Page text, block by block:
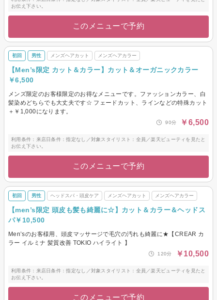
お伝え下さい。
このメニューで予約
初回 男性 メンズヘアカット メンズヘアカラー
【Men’s限定 カット＆カラー】カット＆オーガニックカラー
￥6,500
メンズ限定のお客様限定のお得なメニューです。ファッションカラー、白
髪染めどちらでも大丈夫です☆ フェードカット、ラインなどの特殊カット
＋￥1,000になります。
90分 ￥6,500
利用条件：来店日条件：指定なし／対象スタイリスト：全員／楽天ビューティを見たと
お伝え下さい。
このメニューで予約
初回 男性 ヘッドスパ・頭皮ケア メンズヘアカット メンズヘアカラー
【men’s限定 頭皮も髪も綺麗に☆】カット＆カラー＆ヘッドス
パ￥10,500
Men’sのお客様用、頭皮マッサージで毛穴の汚れも綺麗に★【CREAR カ
ラー イルミナ 髪質改善 TOKIO ハイライト 】
120分 ￥10,500
利用条件：来店日条件：指定なし／対象スタイリスト：全員／楽天ビューティを見たと
お伝え下さい。
このメニューで予約